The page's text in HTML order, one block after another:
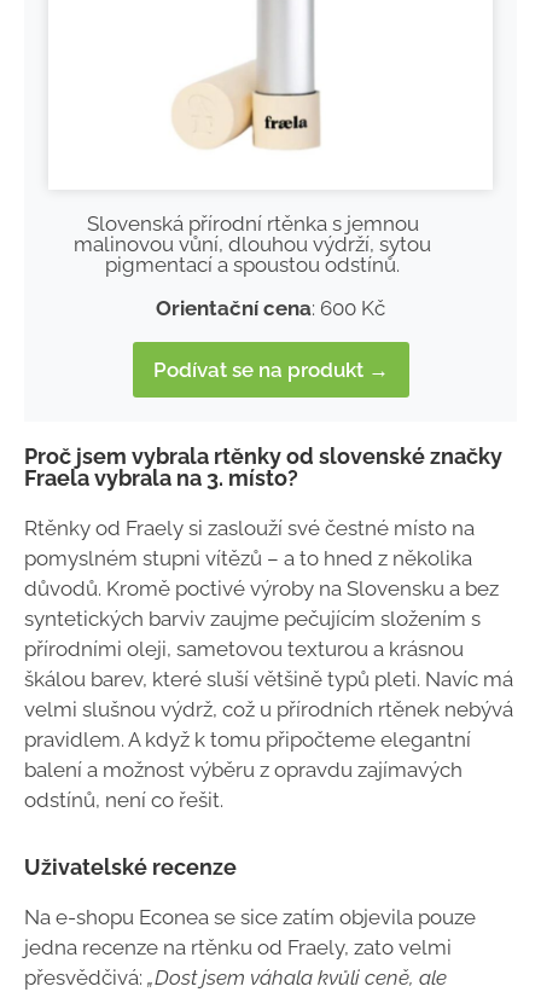
Slovenská přírodní rtěnka s jemnou
malinovou vůní, dlouhou výdrží, sytou
pigmentací a spoustou odstínů.
Orientační cena: 600 Kč
Podívat se na produkt →
Proč jsem vybrala rtěnky od slovenské značky
Fraela vybrala na 3. místo?
Rtěnky od Fraely si zaslouží své čestné místo na
pomyslném stupni vítězů – a to hned z několika
důvodů. Kromě poctivé výroby na Slovensku a bez
syntetických barviv zaujme pečujícím složením s
přírodními oleji, sametovou texturou a krásnou
škálou barev, které sluší většině typů pleti. Navíc má
velmi slušnou výdrž, což u přírodních rtěnek nebývá
pravidlem. A když k tomu připočteme elegantní
balení a možnost výběru z opravdu zajímavých
odstínů, není co řešit.
Uživatelské recenze
Na e-shopu Econea se sice zatím objevila pouze
jedna recenze na rtěnku od Fraely, zato velmi
přesvědčivá: „Dost jsem váhala kvůli ceně, ale